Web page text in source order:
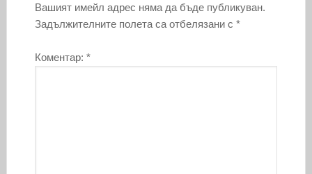
Вашият имейл адрес няма да бъде публикуван.
Задължителните полета са отбелязани с *
Коментар: *